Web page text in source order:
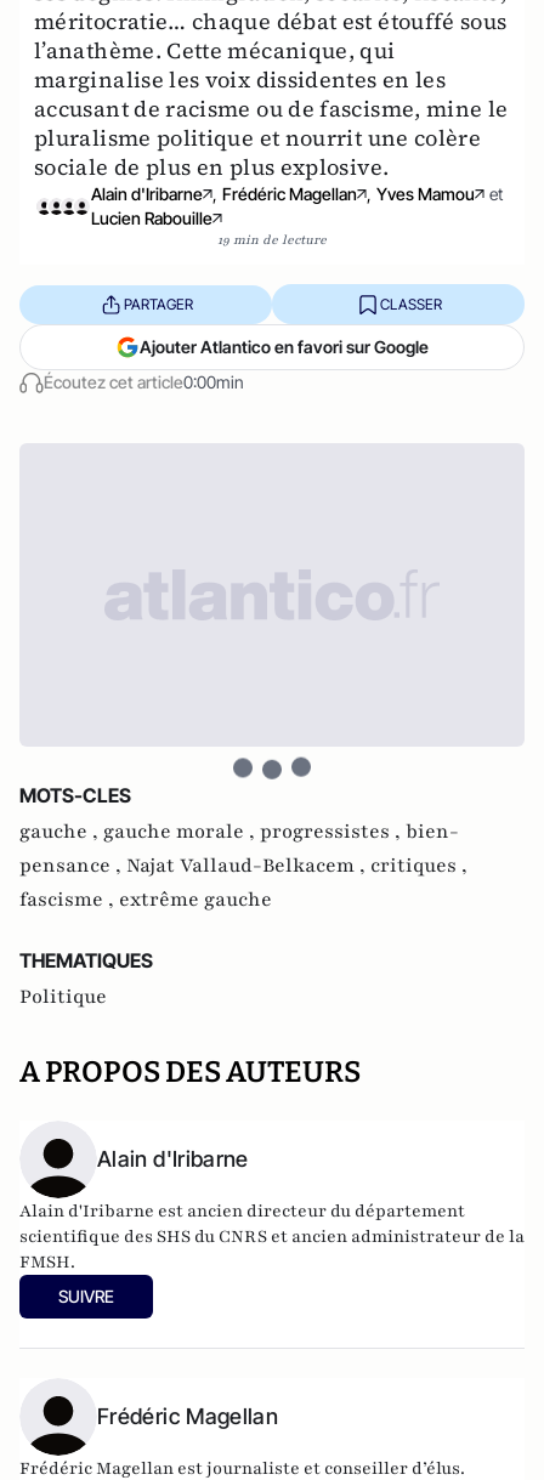
méritocratie… chaque débat est étouffé sous
l’anathème. Cette mécanique, qui
marginalise les voix dissidentes en les
accusant de racisme ou de fascisme, mine le
pluralisme politique et nourrit une colère
sociale de plus en plus explosive.
Alain d'Iribarne , Frédéric Magellan , Yves Mamou
et
Lucien Rabouille
19 min de lecture
Écoutez cet article0:00min
PARTAGER CLASSER
Ajouter Atlantico en favori sur Google
MOTS-CLES
gauche , gauche morale , progressistes , bien-
pensance , Najat Vallaud-Belkacem , critiques ,
fascisme , extrême gauche
THEMATIQUES
Politique
A PROPOS DES AUTEURS
Alain d'Iribarne
Alain d'Iribarne est ancien directeur du département
scientifique des SHS du CNRS et ancien administrateur de la
FMSH.
SUIVRE
Frédéric Magellan
Frédéric Magellan est journaliste et conseiller d’élus.